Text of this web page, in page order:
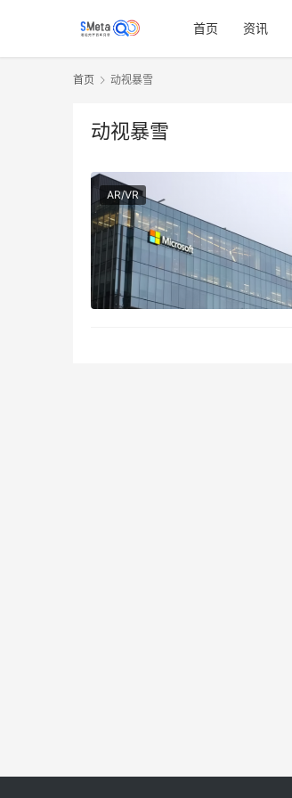
首页 资讯
首页 动视暴雪
动视暴雪
AR/VR